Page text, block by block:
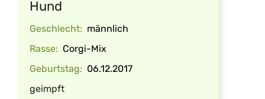
Hund
Geschlecht: männlich
Rasse: Corgi-Mix
Geburtstag: 06.12.2017
geimpft